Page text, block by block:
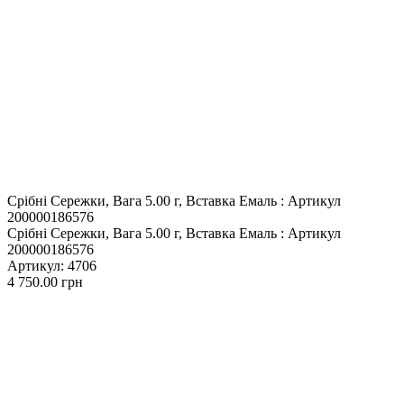
Срібні Сережки, Вага 5.00 г, Вставка Емаль : Артикул
200000186576
Срібні Сережки, Вага 5.00 г, Вставка Емаль : Артикул
200000186576
Артикул: 4706
4 750.00 грн